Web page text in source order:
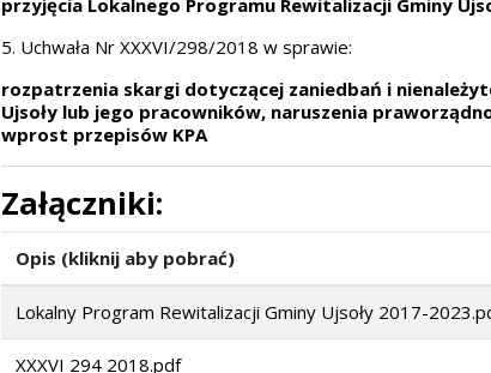
przyjęcia Lokalnego Programu Rewitalizacji Gminy
5. Uchwała Nr XXXVI/298/2018 w sprawie:
rozpatrzenia skargi dotyczącej zaniedbań i
Ujsoły lub jego pracowników, naruszenia
wprost przepisów KPA
Załączniki:
Opis (kliknij aby pobrać)
Lokalny Program Rewitalizacji Gminy Ujsoły 2017-
XXXVI 294 2018.pdf